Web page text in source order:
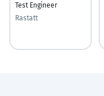
Test Engineer
Rastatt